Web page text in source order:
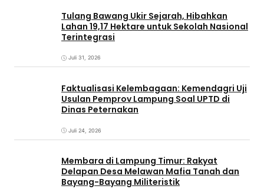
Tulang Bawang Ukir Sejarah, Hibahkan
Lahan 19,17 Hektare untuk Sekolah Nasional
Terintegrasi
Juli 31, 2026
Faktualisasi Kelembagaan: Kemendagri Uji
Usulan Pemprov Lampung Soal UPTD di
Dinas Peternakan
Juli 24, 2026
Membara di Lampung Timur: Rakyat
Delapan Desa Melawan Mafia Tanah dan
Bayang-Bayang Militeristik